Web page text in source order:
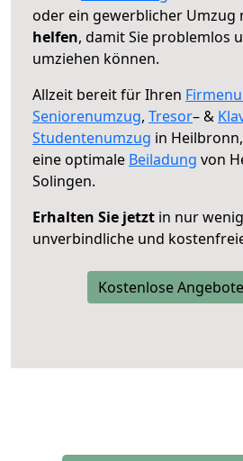
oder ein gewerblicher Umzug
helfen, damit Sie problemlos
umziehen können.
Allzeit bereit für Ihren
Seniorenumzug, Tresor– &
Studentenumzug in Heilbronn,
eine optimale Beiladung von
Solingen.
Erhalten Sie jetzt in nur
unverbindliche und
Kostenlose